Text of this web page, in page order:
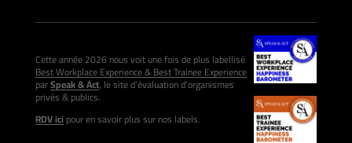
Cette année 2026 nous voit une fois de plus labellisé
Best Workplace Experience & Best Trainee Experience
parSpeak & Act, le site d’évaluation d’organismes
privés & publics.
RDV icipour en savoir plus sur nos labels.